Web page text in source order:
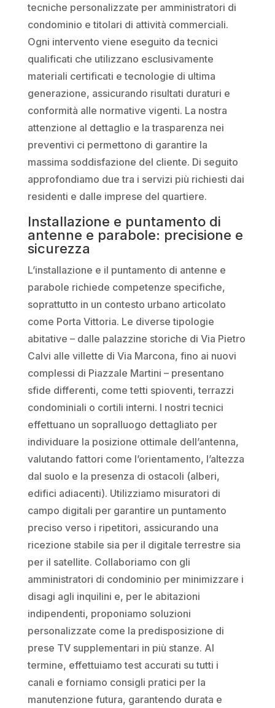
tecniche personalizzate per amministratori di
condominio e titolari di attività commerciali.
Ogni intervento viene eseguito da tecnici
qualificati che utilizzano esclusivamente
materiali certificati e tecnologie di ultima
generazione, assicurando risultati duraturi e
conformità alle normative vigenti. La nostra
attenzione al dettaglio e la trasparenza nei
preventivi ci permettono di garantire la
massima soddisfazione del cliente. Di seguito
approfondiamo due tra i servizi più richiesti dai
residenti e dalle imprese del quartiere.
Installazione e puntamento di
antenne e parabole: precisione e
sicurezza
L’installazione e il puntamento di antenne e
parabole richiede competenze specifiche,
soprattutto in un contesto urbano articolato
come Porta Vittoria. Le diverse tipologie
abitative – dalle palazzine storiche di Via Pietro
Calvi alle villette di Via Marcona, fino ai nuovi
complessi di Piazzale Martini – presentano
sfide differenti, come tetti spioventi, terrazzi
condominiali o cortili interni. I nostri tecnici
effettuano un sopralluogo dettagliato per
individuare la posizione ottimale dell’antenna,
valutando fattori come l’orientamento, l’altezza
dal suolo e la presenza di ostacoli (alberi,
edifici adiacenti). Utilizziamo misuratori di
campo digitali per garantire un puntamento
preciso verso i ripetitori, assicurando una
ricezione stabile sia per il digitale terrestre sia
per il satellite. Collaboriamo con gli
amministratori di condominio per minimizzare i
disagi agli inquilini e, per le abitazioni
indipendenti, proponiamo soluzioni
personalizzate come la predisposizione di
prese TV supplementari in più stanze. Al
termine, effettuiamo test accurati su tutti i
canali e forniamo consigli pratici per la
manutenzione futura, garantendo durata e